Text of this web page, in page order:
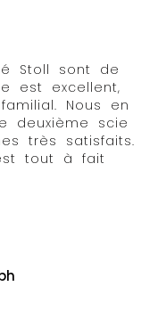
Stoll sont de
est excellent,
Nous en
deuxième scie
très satisfaits.
tout à fait